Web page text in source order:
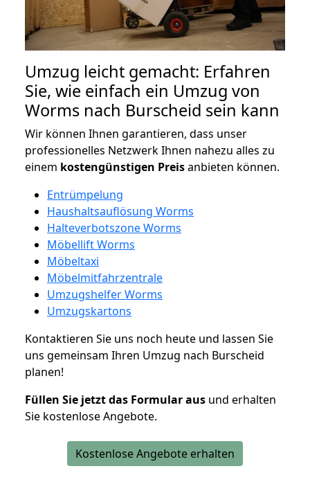
Umzug leicht gemacht: Erfahren
Sie, wie einfach ein Umzug von
Worms nach Burscheid sein kann
Wir können Ihnen garantieren, dass unser
professionelles Netzwerk Ihnen nahezu alles zu
einem kostengünstigen Preisanbieten können.
Entrümpelung
Haushaltsauflösung Worms
Halteverbotszone Worms
Möbellift Worms
Möbeltaxi
Möbelmitfahrzentrale
Umzugshelfer Worms
Umzugskartons
Kontaktieren Sie uns noch heute und lassen Sie
uns gemeinsam Ihren Umzug nach Burscheid
planen!
Füllen Sie jetzt das Formular aus und erhalten
Sie kostenlose Angebote.
Kostenlose Angebote erhalten